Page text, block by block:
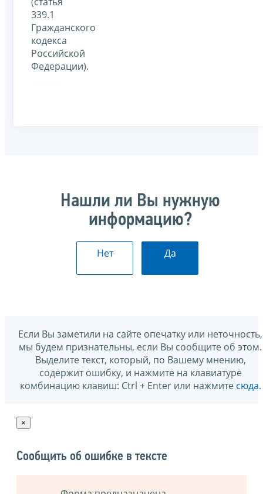
339.1
Гражданского
кодекса
Российской
Федерации).
Нашли ли Вы нужную
информацию?
Нет Да
Если Вы заметили на сайте опечатку или неточность,
мы будем признательны, если Вы сообщите об этом.
Выделите текст, который, по Вашему мнению,
содержит ошибку, и нажмите на клавиатуре
комбинацию клавиш: Ctrl + Enter или нажмите сюда.
×
Сообщить об ошибке в тексте